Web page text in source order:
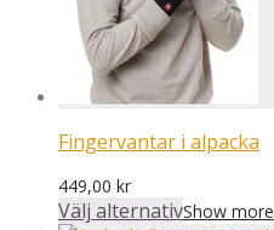
Fingervantar i alpacka
449,00 kr
Välj alternativShow more